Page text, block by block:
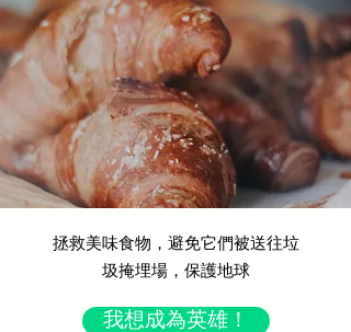
拯救美味食物，避免它們被送往垃
圾掩埋場，保護地球
我想成為英雄！